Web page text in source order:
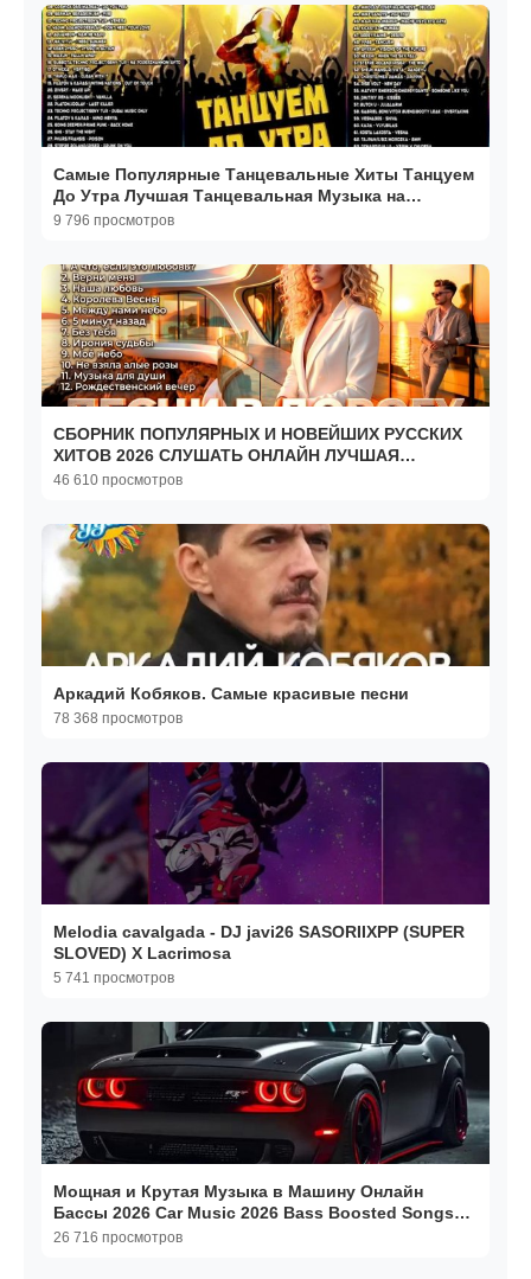
Самые Популярные Танцевальные Хиты Танцуем
До Утра Лучшая Танцевальная Музыка на
RUTUBE Включай
9 796 просмотров
СБОРНИК ПОПУЛЯРНЫХ И НОВЕЙШИХ РУССКИХ
ХИТОВ 2026 СЛУШАТЬ ОНЛАЙН ЛУЧШАЯ
МУЗЫКА В ДОРОГУ НА RUTUBE
46 610 просмотров
Аркадий Кобяков. Самые красивые песни
78 368 просмотров
Melodia cavalgada - DJ javi26 SASORIIXPP (SUPER
SLOVED) X Lacrimosa
5 741 просмотров
Мощная и Крутая Музыка в Машину Онлайн
Бассы 2026 Car Music 2026 Bass Boosted Songs
2026
26 716 просмотров